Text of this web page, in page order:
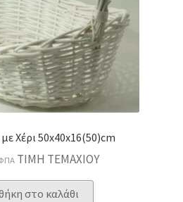
Χέρι 50x40x16(50)cm
ΤΙΜΗ ΤΕΜΑΧΙΟΥ
στο καλάθι